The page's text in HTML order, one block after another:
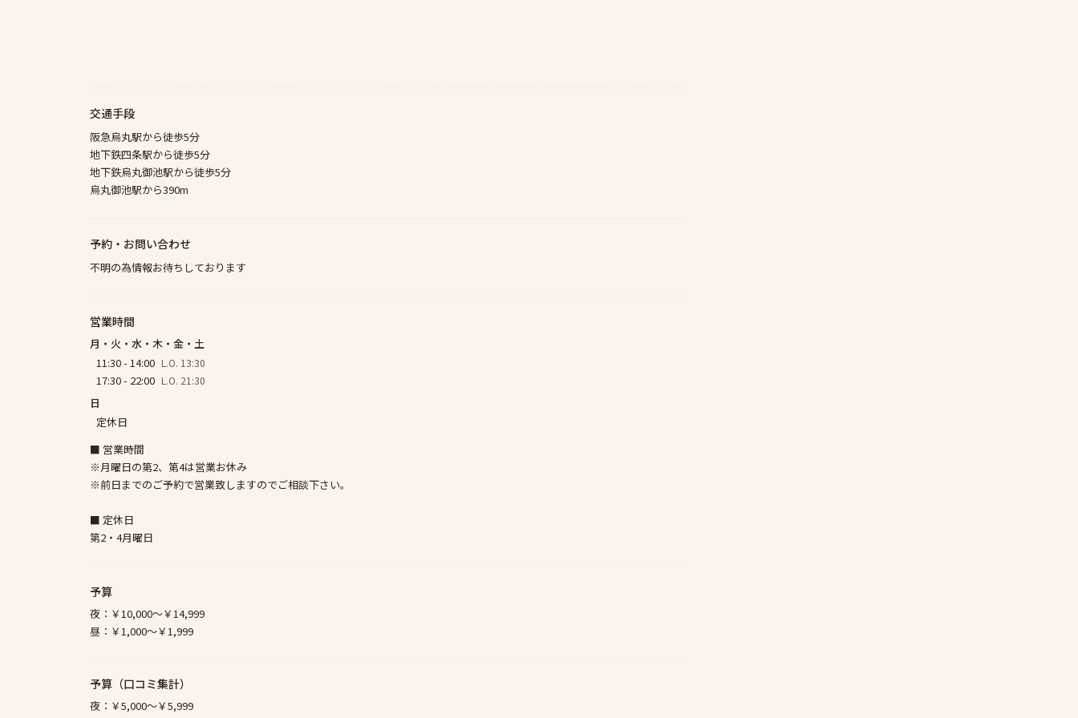
交通手段
阪急烏丸駅から徒歩5分
地下鉄四条駅から徒歩5分
地下鉄烏丸御池駅から徒歩5分
烏丸御池駅から390m
予約・お問い合わせ
不明の為情報お待ちしております
営業時間
月・火・水・木・金・土
11:30 - 14:00 L.O. 13:30
17:30 - 22:00 L.O. 21:30
日
定休日
■ 営業時間
※月曜日の第2、第4は営業お休み
※前日までのご予約で営業致しますのでご相談下さい。
■ 定休日
第2・4月曜日
予算
夜： ￥10,000～￥14,999
昼： ￥1,000～￥1,999
予算（口コミ集計）
夜： ￥5,000～￥5,999